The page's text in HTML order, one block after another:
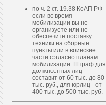
по ч. 2 ст. 19.38 КоАП РФ -
если во время
мобилизации вы не
организуете или не
обеспечите поставку
техники на сборные
пункты или в воинские
части согласно планам
мобилизации. Штраф для
должностных лиц
составит от 60 тыс. до 80
тыс. руб., для юрлиц - от
400 тыс. до 500 тыс. руб.